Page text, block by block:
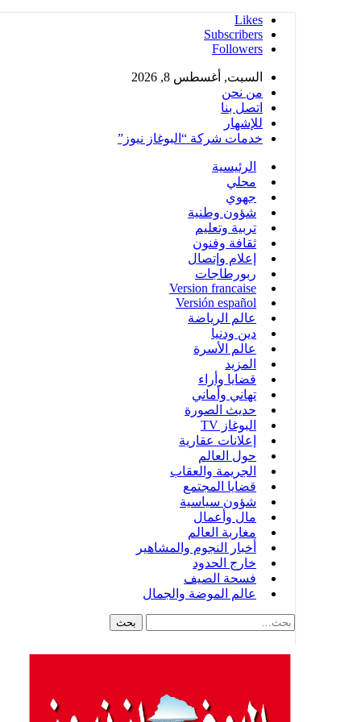
Likes
Subscribers
Followers
السبت, أغسطس 8, 2026
من نحن
اتصل بنا
للإشهار
خدمات شركة “البوغاز نيوز”
الرئيسية
محلي
جهوي
شؤون وطنية
تربية وتعليم
ثقافة وفنون
إعلام وإتصال
ربورطاجات
Version francaise
Versión español
عالم الرياضة
دين ودنيا
عالم الأسرة
المزيد
قضايا وأراء
تهاني وأماني
حديث الصورة
البوغاز TV
إعلانات عقارية
حول العالم
الجريمة والعقاب
قضايا المجتمع
شؤون سياسية
مال وأعمال
مغاربة العالم
أخبار النجوم والمشاهير
خارج الحدود
فسحة الصيف
عالم الموضة والجمال